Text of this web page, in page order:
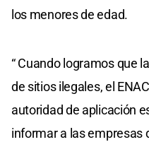
los menores de edad.
“ Cuando logramos que
de sitios ilegales, el
autoridad de aplicación
informar a las empresas